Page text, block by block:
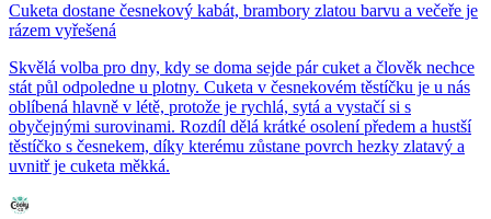
Cuketa dostane česnekový kabát, brambory zlatou barvu a večeře je
rázem vyřešená
Skvělá volba pro dny, kdy se doma sejde pár cuket a člověk nechce
stát půl odpoledne u plotny. Cuketa v česnekovém těstíčku je u nás
oblíbená hlavně v létě, protože je rychlá, sytá a vystačí si s
obyčejnými surovinami. Rozdíl dělá krátké osolení předem a hustší
těstíčko s česnekem, díky kterému zůstane povrch hezky zlatavý a
uvnitř je cuketa měkká.